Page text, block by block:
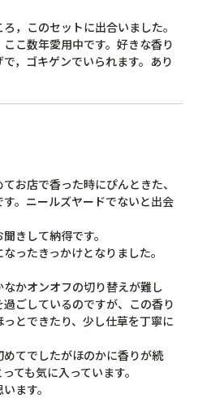
，このセットに出合いました。
こ数年愛用中です。好きな香り
，ゴキゲンでいられます。あり
お店で香った時にぴんときた、
。ニールズヤードでないと出会
きして納得です。
ったきっかけとなりました。
かオンオフの切り替えが難し
ごしているのですが、この香り
とできたり、少し仕草を丁寧に
てでしたがほのかに香りが続
ても気に入っています。
ます。